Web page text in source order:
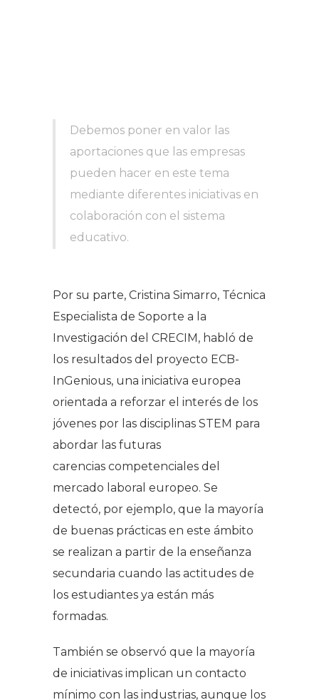
Debemos poner en valor las
aportaciones que las empresas
pueden hacer en este tema
mediante diferentes iniciativas en
colaboración con el sistema
educativo.
Por su parte, Cristina Simarro, Técnica
Especialista de Soporte a la
Investigación del CRECIM, habló de
los resultados del proyecto ECB-
InGenious, una iniciativa europea
orientada a reforzar el interés de los
jóvenes por las disciplinas STEM para
abordar las futuras
carencias competenciales del
mercado laboral europeo. Se
detectó, por ejemplo, que la mayoría
de buenas prácticas en este ámbito
se realizan a partir de la enseñanza
secundaria cuando las actitudes de
los estudiantes ya están más
formadas.
También se observó que la mayoría
de iniciativas implican un contacto
mínimo con las industrias, aunque los